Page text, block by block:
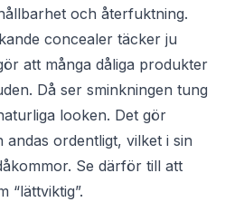
och återfuktning.
concealer täcker ju
att många dåliga produkter
Då ser sminkningen tung
looken. Det gör
ordentligt, vilket i sin
Se därför till att
“lättviktig”.